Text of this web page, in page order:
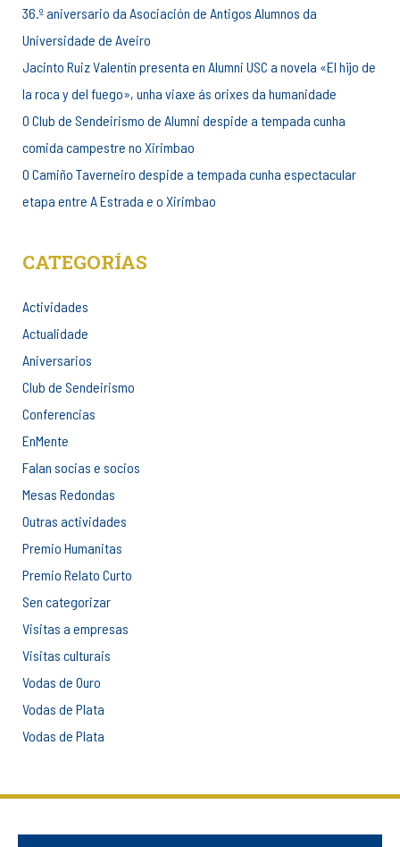
36.º aniversario da Asociación de Antigos Alumnos da
Universidade de Aveiro
Jacinto Ruiz Valentín presenta en Alumni USC a novela «El hijo de
la roca y del fuego», unha viaxe ás orixes da humanidade
O Club de Sendeirismo de Alumni despide a tempada cunha
comida campestre no Xirimbao
O Camiño Taverneiro despide a tempada cunha espectacular
etapa entre A Estrada e o Xirimbao
CATEGORÍAS
Actividades
Actualidade
Aniversarios
Club de Sendeirismo
Conferencias
EnMente
Falan socias e socios
Mesas Redondas
Outras actividades
Premio Humanitas
Premio Relato Curto
Sen categorizar
Visitas a empresas
Visitas culturais
Vodas de Ouro
Vodas de Plata
Vodas de Plata